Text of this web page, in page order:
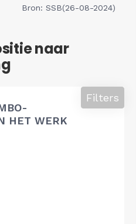
Bron: SSB(26-08-2024)
naar
HET WERK
Filters